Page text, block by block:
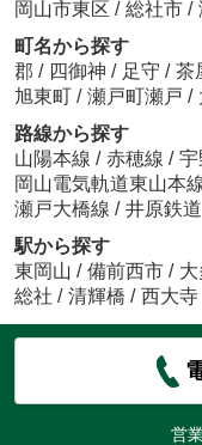
岡山市東区 / 総社市 /
町名から探す
郡 / 四御神 / 足守 / 茶
旭東町 / 瀬戸町瀬戸 /
路線から探す
山陽本線 / 赤穂線 / 宇
岡山電気軌道東山本
瀬戸大橋線 / 井原鉄道
駅から探す
東岡山 / 備前西市 /
総社 / 清輝橋 / 西大寺
営